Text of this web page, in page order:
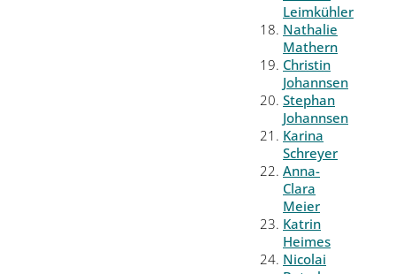
Leimkühler
Nathalie
Mathern
Christin
Johannsen
Stephan
Johannsen
Karina
Schreyer
Anna-
Clara
Meier
Katrin
Heimes
Nicolai